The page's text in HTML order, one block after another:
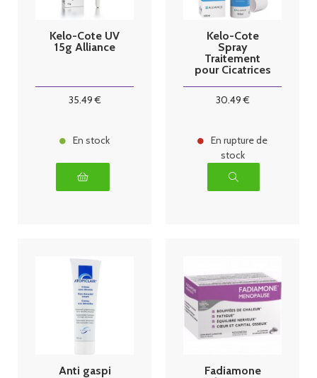
Kelo-Cote UV
15g Alliance
35.49€
En stock
Kelo-Cote
Spray
Traitement
pour Cicatrices
30.49€
En rupture de
stock
Anti gaspi
Fadiamone